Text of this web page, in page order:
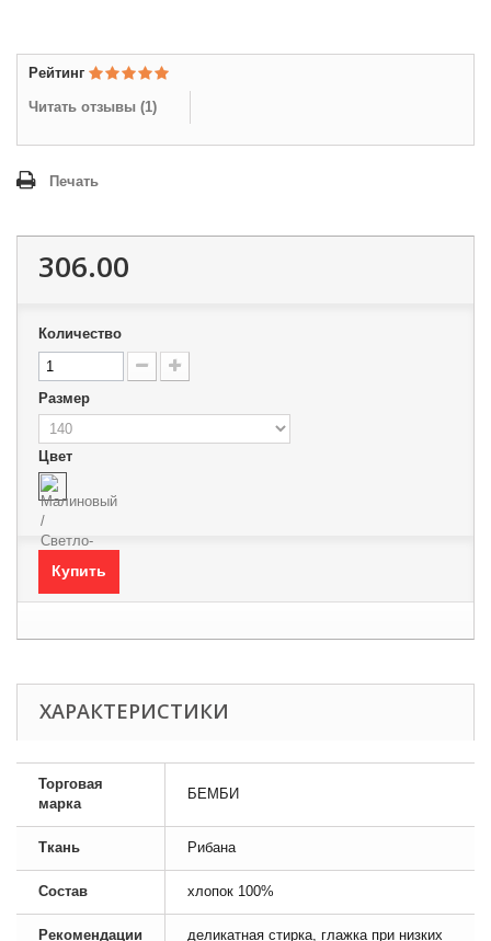
Рейтинг
Читать отзывы (1)
Печать
306.00
Количество
Размер
Цвет
Купить
ХАРАКТЕРИСТИКИ
Торговая
марка
БЕМБИ
Ткань Рибана
Состав хлопок 100%
Рекомендации
деликатная стирка, глажка при низких